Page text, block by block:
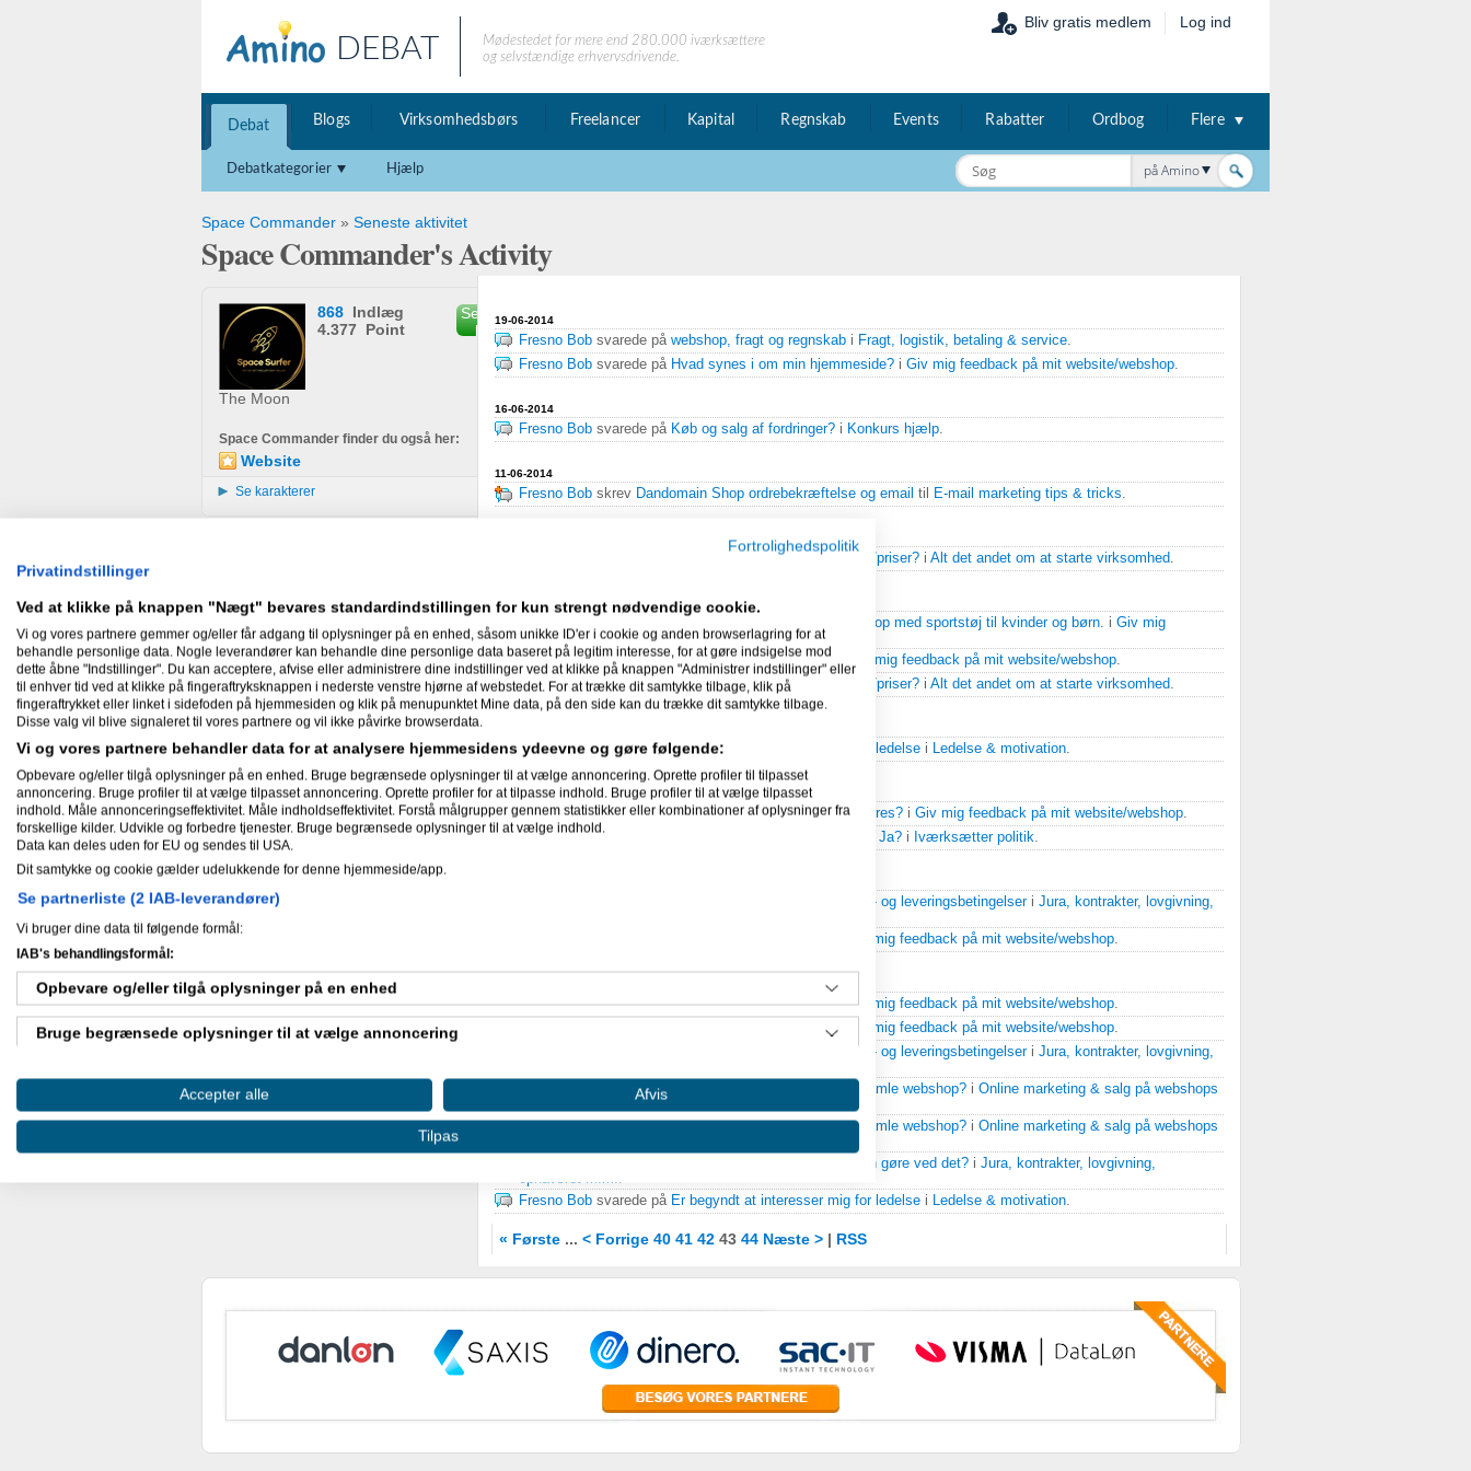
DEBAT
Mødestedet for mere end 280.000 iværksættere
og selvstændige erhvervsdrivende.
Bliv gratis medlem Log ind
Debat Blogs Virksomhedsbørs Freelancer Kapital Regnskab Events Rabatter Ordbog Flere
Debatkategorier Hjælp på Amino
Space Commander » Seneste aktivitet
Space Commander's Activity
The Moon
868 Indlæg
4.377 Point
Send privat
besked
Space Commander finder du også her:
Website
Se karakterer
19-06-2014
Fresno Bob svarede på webshop, fragt og regnskab i Fragt, logistik, betaling & service.
Fresno Bob svarede på Hvad synes i om min hjemmeside? i Giv mig feedback på mit website/webshop.
16-06-2014
Fresno Bob svarede på Køb og salg af fordringer? i Konkurs hjælp.
11-06-2014
Fresno Bob skrev Dandomain Shop ordrebekræftelse og email til E-mail marketing tips & tricks.
Hvad synes i om vores koncept/priser? i Alt det andet om at starte virksomhed.
30-05-2014
Giv mig feedback på min webshop med sportstøj til kvinder og børn. i Giv mig
feedback på mit website/webshop.
Fresno Bobsvarede påFeedback på helt nyt site! i Giv mig feedback på mit website/webshop.
Fresno Bobsvarede påHvad synes i om vores koncept/priser? i Alt det andet om at starte virksomhed.
Fresno Bobsvarede på Er begyndt at interesser mig for ledelse i Ledelse & motivation.
22-05-2014
Fresno Bobsvarede påSynes du denne side kan forbedres? i Giv mig feedback på mit website/webshop.
Fresno Bobsvarede på Fælles Patentdomstol? Nej eller Ja? i Iværksætter politik.
Forretningsbetingelser eller salg- og leveringsbetingelseri Jura, kontrakter, lovgivning,
Giv mig feedback på mit website/webshop.
Fresno Bobsvarede påFeedback på hjemmesideiGiv mig feedback på mit website/webshop.
Feedback på hjemmeside i Giv mig feedback på mit website/webshop.
Forretningsbetingelser eller salg- og leveringsbetingelseri Jura, kontrakter, lovgivning,
svarede på Hvordan udvikler jeg min 1 år gamle webshop? i Online marketing & salg på webshops
Hvordan udvikler jeg min 1 år gamle webshop? i Online marketing & salg på webshops
Snydt af dealsite, hvad kan man gøre ved det? i Jura, kontrakter, lovgivning,
ophavsret m.m..
Fresno Bob svarede på Er begyndt at interesser mig for ledelse i Ledelse & motivation.
« Første ... < Forrige 40 41 42 43 44 Næste > | RSS
Fortrolighedspolitik
Privatindstillinger
Ved at klikke på knappen "Nægt" bevares standardindstillingen for kun strengt nødvendige cookie.
Vi og vores partnere gemmer og/eller får adgang til oplysninger på en enhed, såsom unikke ID'er i cookie og anden browserlagring for at
behandle personlige data. Nogle leverandører kan behandle dine personlige data baseret på legitim interesse, for at gøre indsigelse mod
dette åbne "Indstillinger". Du kan acceptere, afvise eller administrere dine indstillinger ved at klikke på knappen "Administrer indstillinger" eller
til enhver tid ved at klikke på fingeraftryksknappen i nederste venstre hjørne af webstedet. For at trække dit samtykke tilbage, klik på
fingeraftrykket eller linket i sidefoden på hjemmesiden og klik på menupunktet Mine data, på den side kan du trække dit samtykke tilbage.
Disse valg vil blive signaleret til vores partnere og vil ikke påvirke browserdata.
Vi og vores partnere behandler data for at analysere hjemmesidens ydeevne og gøre følgende:
Opbevare og/eller tilgå oplysninger på en enhed. Bruge begrænsede oplysninger til at vælge annoncering. Oprette profiler til tilpasset
annoncering. Bruge profiler til at vælge tilpasset annoncering. Oprette profiler for at tilpasse indhold. Bruge profiler til at vælge tilpasset
indhold. Måle annonceringseffektivitet. Måle indholdseffektivitet. Forstå målgrupper gennem statistikker eller kombinationer af oplysninger fra
forskellige kilder. Udvikle og forbedre tjenester. Bruge begrænsede oplysninger til at vælge indhold.
Data kan deles uden for EU og sendes til USA.
Dit samtykke og cookie gælder udelukkende for denne hjemmeside/app.
Se partnerliste (2 IAB-leverandører)
Vi bruger dine data til følgende formål:
IAB's behandlingsformål:
Opbevare og/eller tilgå oplysninger på en enhed
Bruge begrænsede oplysninger til at vælge annoncering
Oprette profiler til tilpasset annoncering
Bruge profiler til at vælge tilpasset annoncering
Forstå målgrupper gennem statistikker eller kombinationer af oplysninger fra forskellige
Bruge begrænsede oplysninger til at vælge indhold
Accepter alle Afvis
Tilpas